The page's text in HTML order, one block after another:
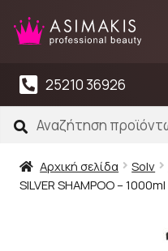
25210 36926
Αναζήτηση
για:
Αναζήτηση
Αρχική σελίδα Solv
SILVER SHAMPOO – 1000ml